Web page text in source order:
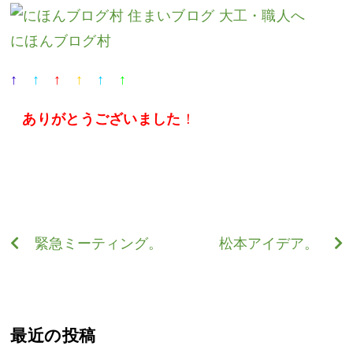
にほんブログ村
↑ ↑ ↑ ↑ ↑ ↑
ありがとうございました ！
緊急ミーティング。 松本アイデア。
最近の投稿